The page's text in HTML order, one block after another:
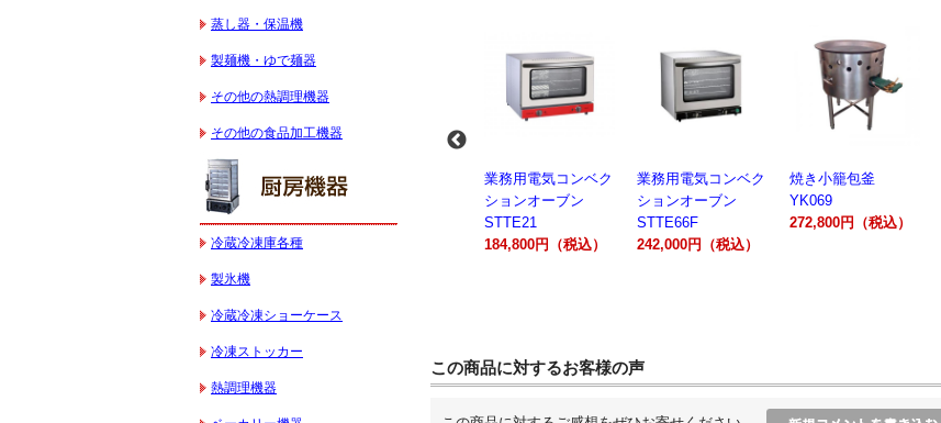
業務用スパイラルミ
キサー 30L
HTHS30IN
595,100円（税込）
業務用電気コンベク
ションオーブン
STTE21
業務用電気コンベク
ションオーブン
STTE66F
242,000円（税込）
焼き小籠包釜
YK069
272,800円（税込）
2層式チャーシュー
窯 KYL00602A
319,000円（税込）
この商品に対するお客様の声
蒸し器・保温機
製麺機・ゆで麺器
その他の熱調理機器
その他の食品加工機器
冷蔵冷凍庫各種
製氷機
冷蔵冷凍ショーケース
冷凍ストッカー
熱調理機器